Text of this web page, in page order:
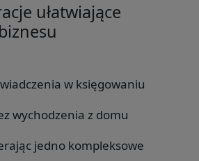
ułatwiające
w księgowaniu
wychodzenia z domu
jedno kompleksowe